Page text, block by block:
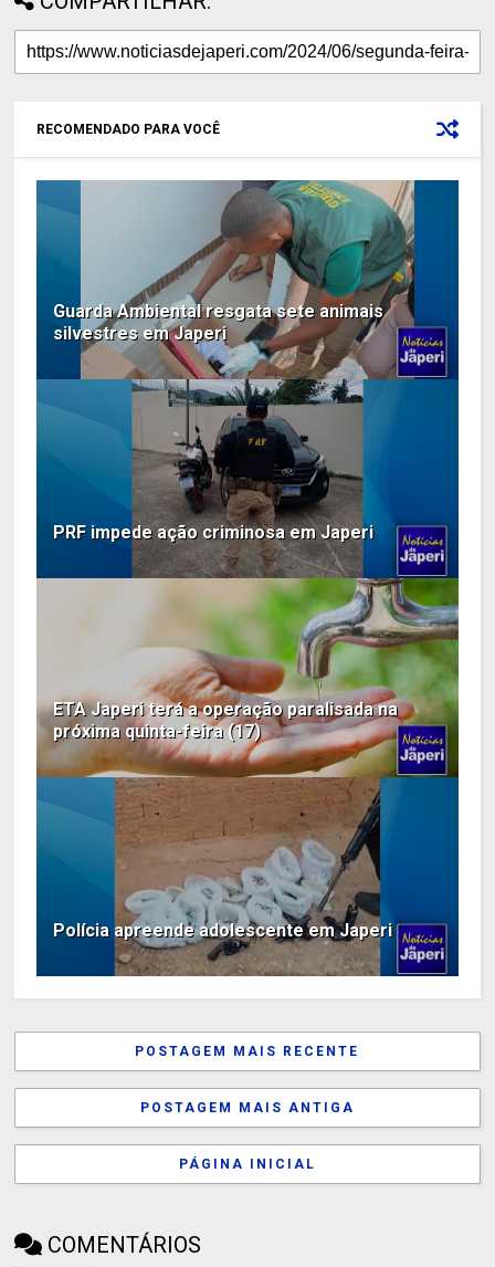
RECOMENDADO PARA VOCÊ
Guarda Ambiental resgata sete animais
silvestres em Japeri
PRF impede ação criminosa em Japeri
ETA Japeri terá a operação paralisada na
próxima quinta-feira (17)
Polícia apreende adolescente em Japeri
POSTAGEM MAIS RECENTE
POSTAGEM MAIS ANTIGA
PÁGINA INICIAL
COMENTÁRIOS